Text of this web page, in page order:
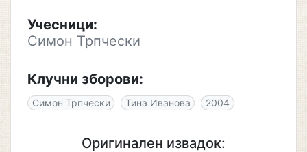
Учесници:
Симон Трпчески
Клучни зборови:
Симон Трпчески Тина Иванова 2004
Оригинален извадок: